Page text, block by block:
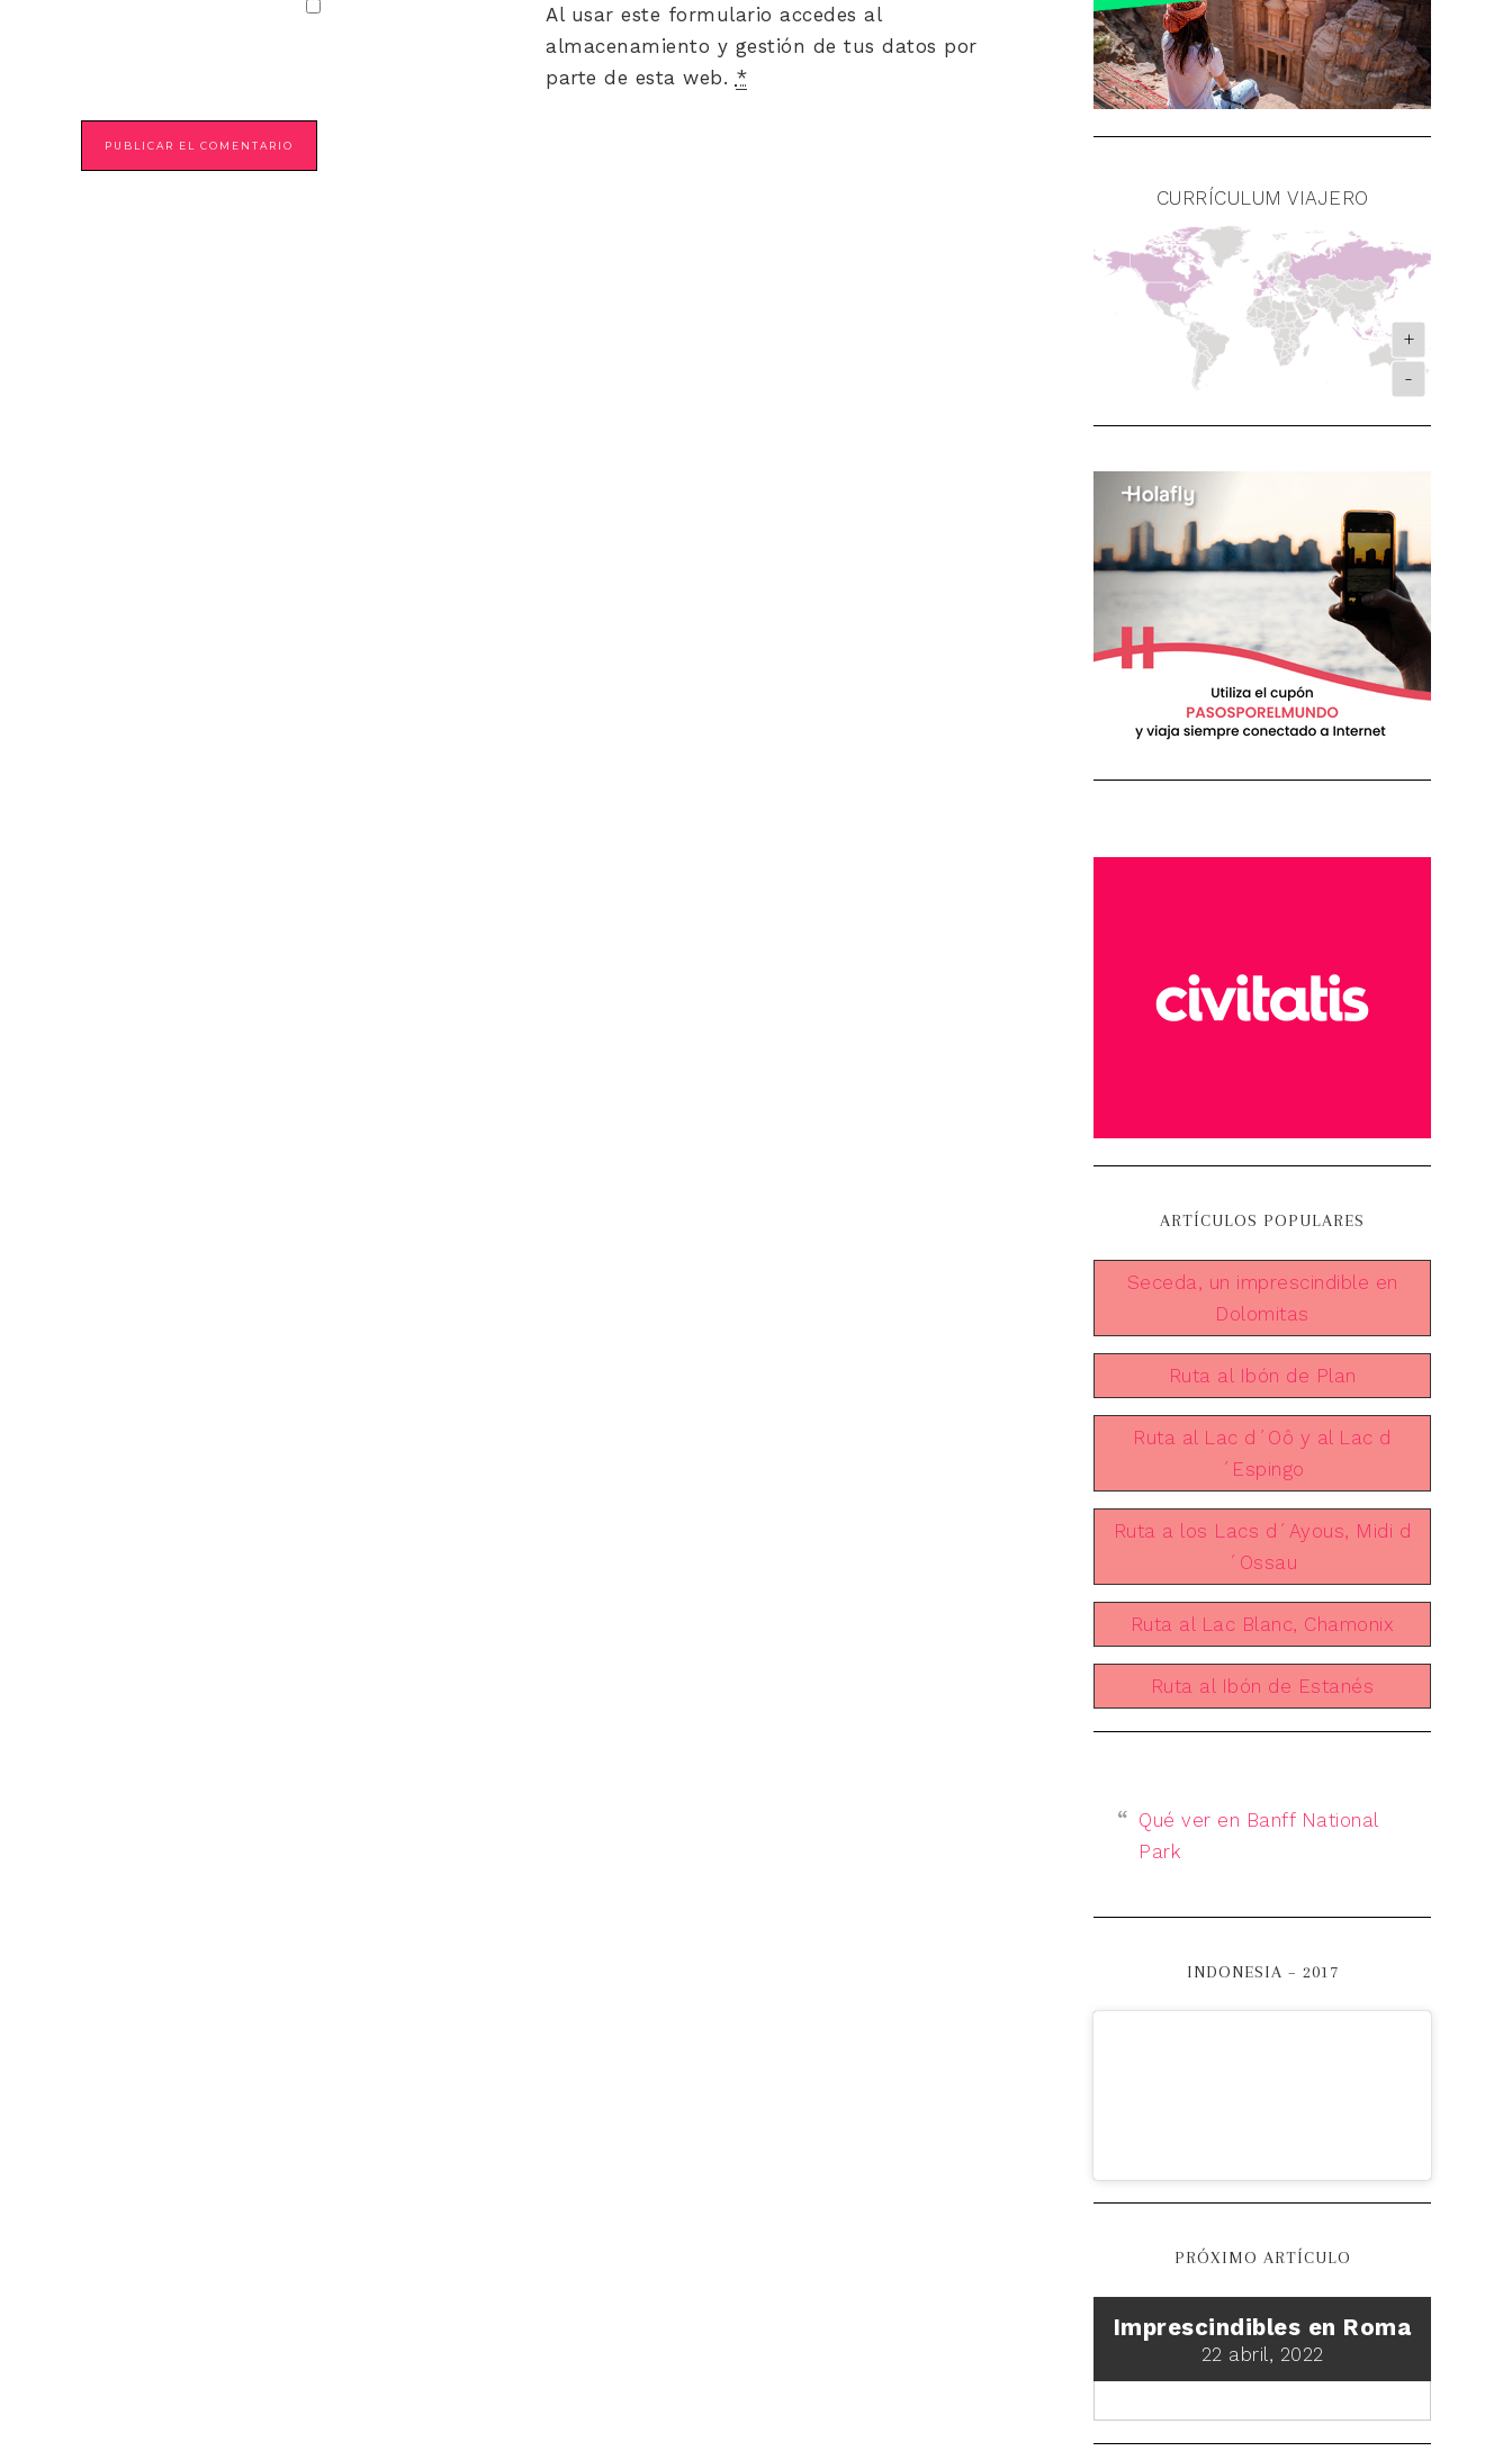
Al usar este formulario accedes al
almacenamiento y gestión de tus datos por
parte de esta web. *
CURRÍCULUM VIAJERO
+
-
ARTÍCULOS POPULARES
Seceda, un imprescindible en
Dolomitas
Ruta al Ibón de Plan
Ruta al Lac d´Oô y al Lac d
´Espingo
Ruta a los Lacs d´Ayous, Midi d
´Ossau
Ruta al Lac Blanc, Chamonix
Ruta al Ibón de Estanés
Qué ver en Banff National
Park
INDONESIA – 2017
PRÓXIMO ARTÍCULO
Imprescindibles en Roma
22 abril, 2022